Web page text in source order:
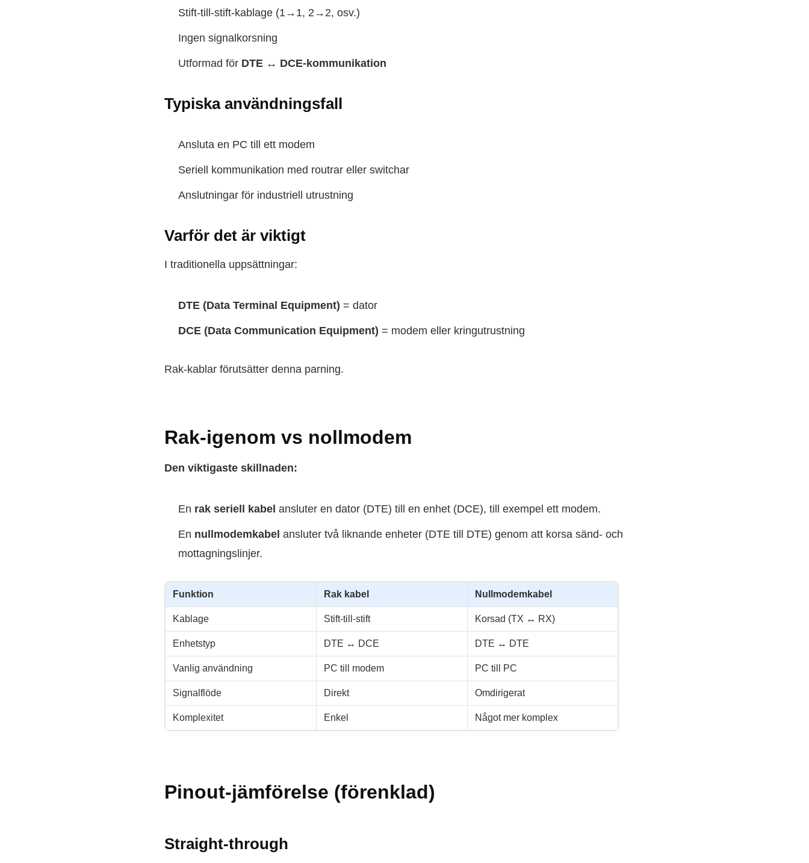
Stift-till-stift-kablage (1→1, 2→2, osv.)
Ingen signalkorsning
Utformad för DTE ↔ DCE-kommunikation
Typiska användningsfall
Ansluta en PC till ett modem
Seriell kommunikation med routrar eller switchar
Anslutningar för industriell utrustning
Varför det är viktigt
I traditionella uppsättningar:
DTE (Data Terminal Equipment) = dator
DCE (Data Communication Equipment) = modem eller kringutrustning
Rak-kablar förutsätter denna parning.
Rak-igenom vs nollmodem
Den viktigaste skillnaden:
En rak seriell kabel ansluter en dator (DTE) till en enhet (DCE), till exempel ett modem.
En nullmodemkabel ansluter två liknande enheter (DTE till DTE) genom att korsa sänd- och
mottagningslinjer.
Funktion Rak kabel Nullmodemkabel
Kablage Stift-till-stift Korsad (TX ↔ RX)
Enhetstyp DTE ↔ DCE DTE ↔ DTE
Vanlig användning PC till modem PC till PC
Signalflöde Direkt Omdirigerat
Komplexitet Enkel Något mer komplex
Pinout-jämförelse (förenklad)
Straight-through